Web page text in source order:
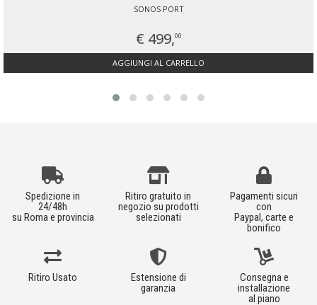
SONOS PORT
€ 499,00
AGGIUNGI AL CARRELLO
Spedizione in
24/48h
su Roma e provincia
Ritiro gratuito in
negozio su prodotti
selezionati
Pagamenti sicuri
con
Paypal, carte e
bonifico
Ritiro Usato
Estensione di
garanzia
Consegna e
installazione
al piano